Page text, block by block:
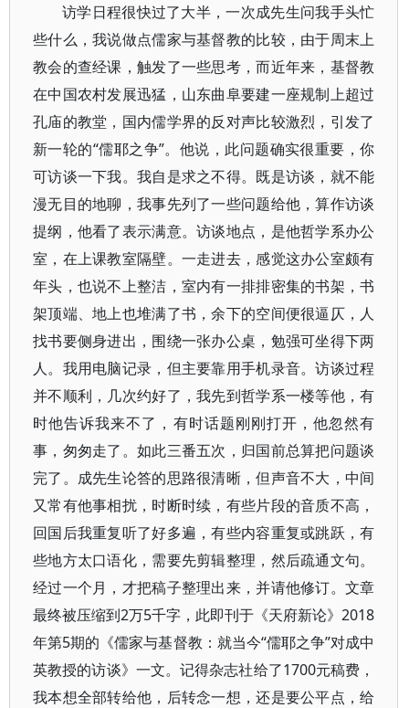
访学日程很快过了大半，一次成先生问我手头忙
些什么，我说做点儒家与基督教的比较，由于周末上
教会的查经课，触发了一些思考，而近年来，基督教
在中国农村发展迅猛，山东曲阜要建一座规制上超过
孔庙的教堂，国内儒学界的反对声比较激烈，引发了
新一轮的“儒耶之争”。他说，此问题确实很重要，你
可访谈一下我。我自是求之不得。既是访谈，就不能
漫无目的地聊，我事先列了一些问题给他，算作访谈
提纲，他看了表示满意。访谈地点，是他哲学系办公
室，在上课教室隔壁。一走进去，感觉这办公室颇有
年头，也说不上整洁，室内有一排排密集的书架，书
架顶端、地上也堆满了书，余下的空间便很逼仄，人
找书要侧身进出，围绕一张办公桌，勉强可坐得下两
人。我用电脑记录，但主要靠用手机录音。访谈过程
并不顺利，几次约好了，我先到哲学系一楼等他，有
时他告诉我来不了，有时话题刚刚打开，他忽然有
事，匆匆走了。如此三番五次，归国前总算把问题谈
完了。成先生论答的思路很清晰，但声音不大，中间
又常有他事相扰，时断时续，有些片段的音质不高，
回国后我重复听了好多遍，有些内容重复或跳跃，有
些地方太口语化，需要先剪辑整理，然后疏通文句。
经过一个月，才把稿子整理出来，并请他修订。文章
最终被压缩到2万5千字，此即刊于《天府新论》2018
年第5期的《儒家与基督教：就当今“儒耶之争”对成中
英教授的访谈》一文。记得杂志社给了1700元稿费，
我本想全部转给他，后转念一想，还是要公平点，给